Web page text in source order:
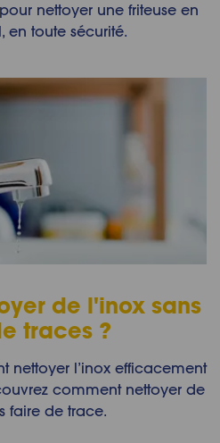
nettoyer une friteuse en
en toute sécurité.
de l'inox sans
traces ?
nettoyer l’inox efficacement
comment nettoyer de
faire de trace.